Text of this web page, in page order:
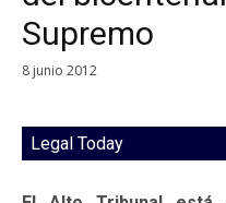
Supremo
8 junio 2012
Legal Today